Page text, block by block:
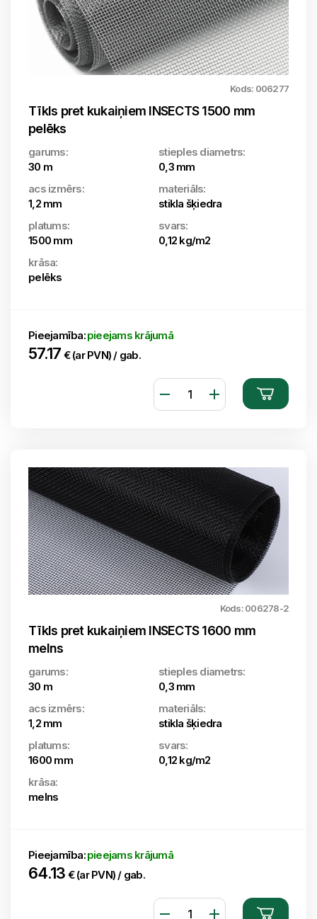
Kods: 006277
Tīkls pret kukaiņiem INSECTS 1500 mm
pelēks
garums:
30 m
stieples diametrs:
0,3 mm
acs izmērs:
1,2 mm
materiāls:
stikla šķiedra
platums:
1500 mm
svars:
0,12 kg/m2
krāsa:
pelēks
Pieejamība:pieejams krājumā
57.17 € (ar PVN) / gab.
Kods: 006278-2
Tīkls pret kukaiņiem INSECTS 1600 mm
melns
garums:
30 m
stieples diametrs:
0,3 mm
acs izmērs:
1,2 mm
materiāls:
stikla šķiedra
platums:
1600 mm
svars:
0,12 kg/m2
krāsa:
melns
Pieejamība:pieejams krājumā
64.13 € (ar PVN) / gab.